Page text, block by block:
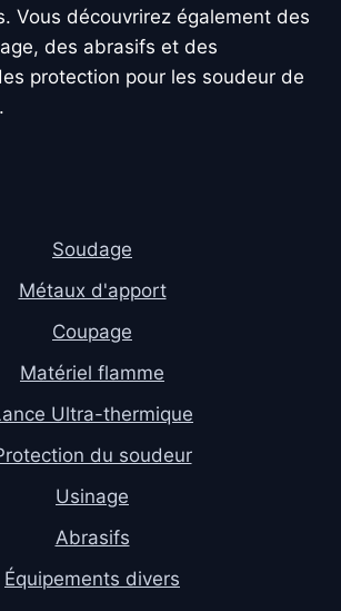
Vous découvrirez également des
des abrasifs et des
protection pour les soudeur de
Soudage
Métaux d'apport
Coupage
Matériel flamme
Ultra-thermique
du soudeur
Usinage
Abrasifs
Équipements divers